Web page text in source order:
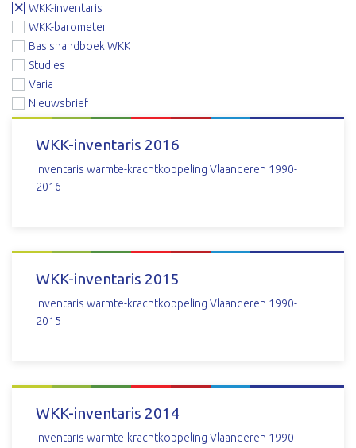
WKK-inventaris
WKK-barometer
Basishandboek WKK
Studies
Varia
Nieuwsbrief
WKK-inventaris 2016
Inventaris warmte-krachtkoppeling Vlaanderen 1990-
2016
DOWNLOAD
WKK-inventaris 2015
Inventaris warmte-krachtkoppeling Vlaanderen 1990-
2015
DOWNLOAD
WKK-inventaris 2014
Inventaris warmte-krachtkoppeling Vlaanderen 1990-